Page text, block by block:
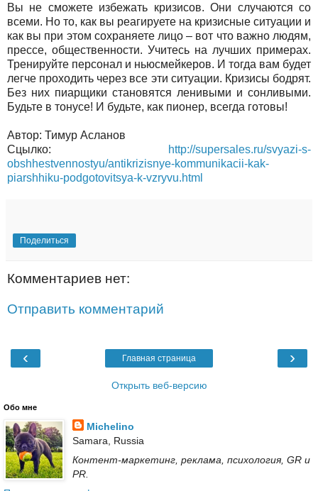
Вы не сможете избежать кризисов. Они случаются со
всеми. Но то, как вы реагируете на кризисные ситуации и
как вы при этом сохраняете лицо – вот что важно людям,
прессе, общественности. Учитесь на лучших примерах.
Тренируйте персонал и ньюсмейкеров. И тогда вам будет
легче проходить через все эти ситуации. Кризисы бодрят.
Без них пиарщики становятся ленивыми и сонливыми.
Будьте в тонусе! И будьте, как пионер, всегда готовы!
Автор: Тимур Асланов
Сцылко:
http://supersales.ru/svyazi-s-
obshhestvennostyu/antikrizisnye-kommunikacii-kak-
piarshhiku-podgotovitsya-k-vzryvu.html
Поделиться
Комментариев нет:
Отправить комментарий
‹ ›
Главная страница
Открыть веб-версию
Обо мне
Michelino
Samara, Russia
Контент-маркетинг, реклама, психология, GR и
PR.